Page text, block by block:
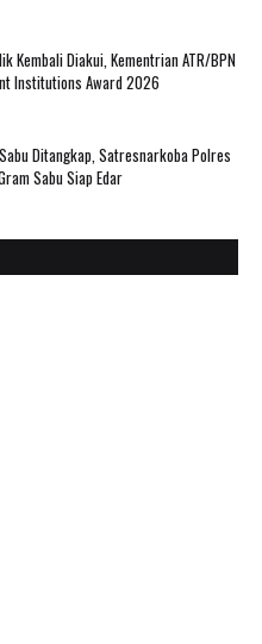
Kembali Diakui, Kementrian ATR/BPN
Institutions Award 2026
Ditangkap, Satresnarkoba Polres
Sabu Siap Edar